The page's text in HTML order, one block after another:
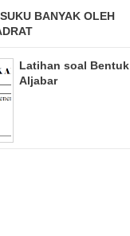
BANYAK OLEH
Latihan soal Bentuk
Aljabar